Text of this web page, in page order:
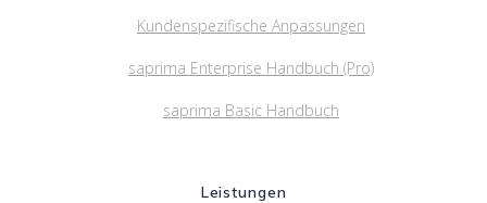
Kundenspezifische Anpassungen
saprima Enterprise Handbuch (Pro)
saprima Basic Handbuch
Leistungen